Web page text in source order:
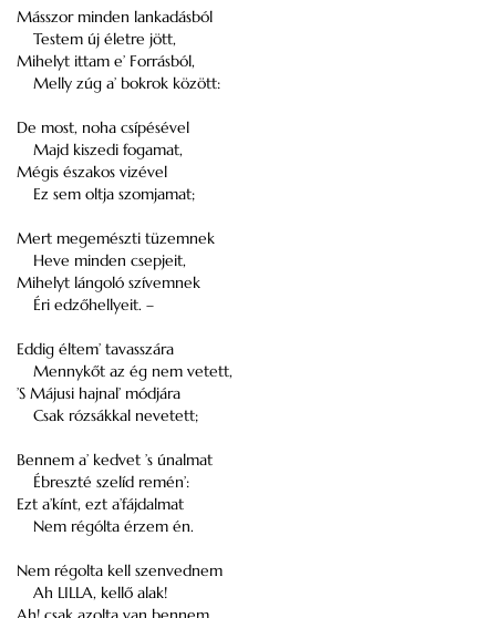
Másszor minden lankadásból
Testem új életre jött,
Mihelyt ittam e’ Forrásból,
Melly zúg a’ bokrok között:
De most, noha csípésével
Majd kiszedi fogamat,
Mégis északos vizével
Ez sem oltja szomjamat;
Mert megemészti tüzemnek
Heve minden csepjeit,
Mihelyt lángoló szívemnek
Éri edzőhellyeit. –
Eddig éltem’ tavasszára
Mennykőt az ég nem vetett,
’S Májusi hajnal’ módjára
Csak rózsákkal nevetett;
Bennem a’ kedvet ’s únalmat
Ébreszté szelíd remén’:
Ezt a’kínt, ezt a’fájdalmat
Nem régólta érzem én.
Nem régolta kell szenvednem
Ah LILLA, kellő alak!